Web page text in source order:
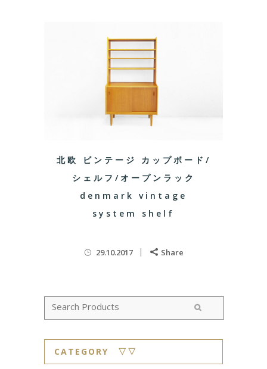
北欧 ビンテージ カップボード/
シェルフ/オープンラック
denmark vintage
system shelf
29.10.2017 Share
CATEGORY ▽▽